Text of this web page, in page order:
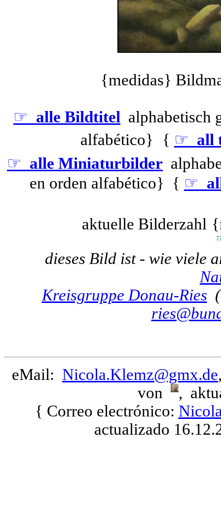
{medidas}
☞ alle Bildtitel
alfabético}
{ ☞ all
☞ alle Miniaturbilder
en orden alfabético} { ☞
aktuelle Bilderzahl
dieses Bild ist - wie viele
Kreisgruppe Donau-Ries
eMail: Nicola.Klemz@gmx.de
von
,
{ Correo electrónico:
actualizado